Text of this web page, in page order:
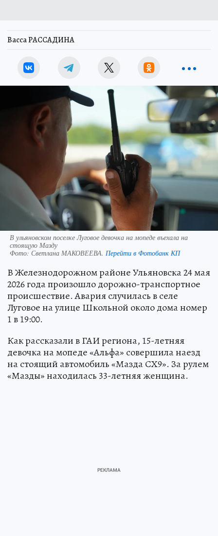
Васса РАССАДИНА
В ульяновском поселке Луговое девочка на мопеде въехала на
стоящую Мазду
Фото: Светлана МАКОВЕЕВА. Перейти в Фотобанк КП
В Железнодорожном районе Ульяновска 24 мая
2026 года произошло дорожно-транспортное
происшествие. Авария случилась в селе
Луговое на улице Школьной около дома номер
1 в 19:00.
Как рассказали в ГАИ региона, 15-летняя
девочка на мопеде «Альфа» совершила наезд
на стоящий автомобиль «Мазда СХ9». За рулем
«Мазды» находилась 33-летняя женщина.